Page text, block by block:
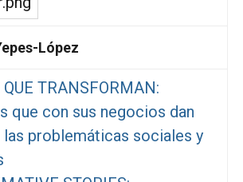
López
TRANSFORMAN:
que con sus negocios dan
las problemáticas sociales y